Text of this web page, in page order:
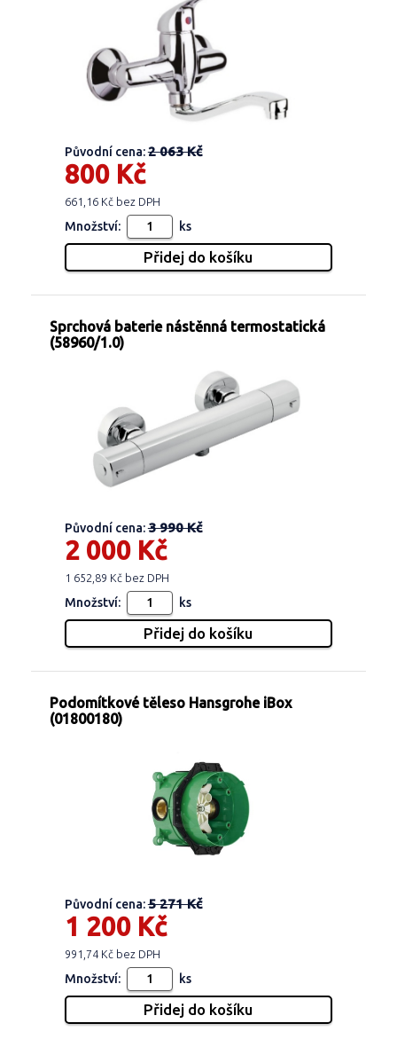
Původní cena:2 063 Kč
800 Kč
661,16 Kč bez DPH
Množství: ks
Sprchová baterie nástěnná termostatická
(58960/1.0)
Původní cena:3 990 Kč
2 000 Kč
1 652,89 Kč bez DPH
Množství: ks
Podomítkové těleso Hansgrohe iBox
(01800180)
Původní cena:5 271 Kč
1 200 Kč
991,74 Kč bez DPH
Množství: ks